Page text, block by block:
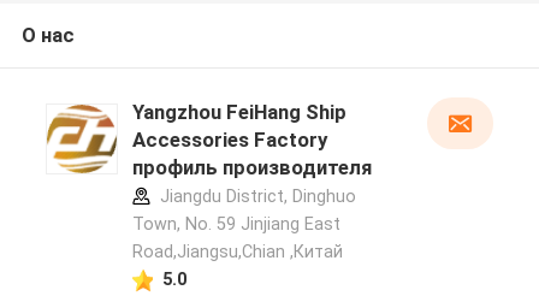
О нас
Yangzhou FeiHang Ship
Accessories Factory
профиль производителя
Jiangdu District, Dinghuo
Town, No. 59 Jinjiang East
Road,Jiangsu,Chian ,Китай
5.0